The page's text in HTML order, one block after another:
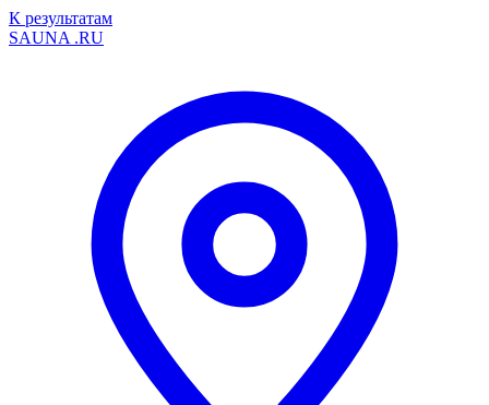
К результатам
SAUNA .RU